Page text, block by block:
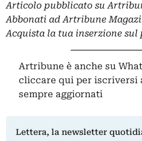
Articolo pubblicato su
Abbonati ad Artribune
Acquista la tua inserzione
Artribune è anche su
cliccare qui per iscriversi
sempre aggiornati
Lettera, la newsletter